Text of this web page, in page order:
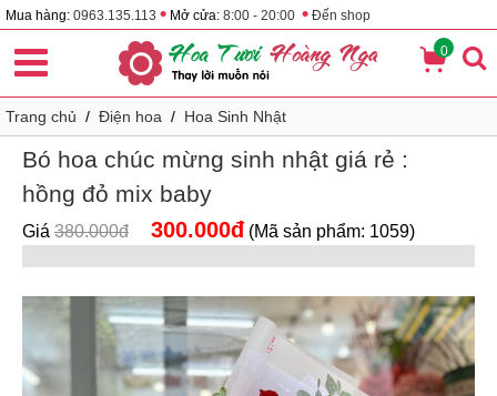
Mua hàng: 0963.135.113 • Mở cửa: 8:00 - 20:00 • Đến shop
0
Trang chủ / Điện hoa / Hoa Sinh Nhật
Bó hoa chúc mừng sinh nhật giá rẻ :
hồng đỏ mix baby
Giá 380.000đ 300.000đ (Mã sản phẩm: 1059)